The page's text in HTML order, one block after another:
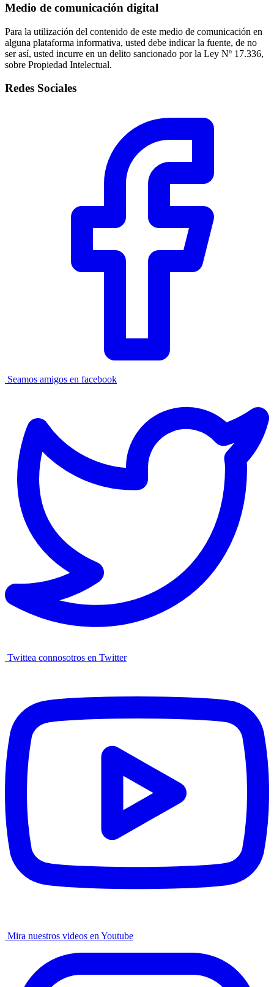
Medio de comunicación digital
Para la utilización del contenido de este medio de comunicación en
alguna plataforma informativa, usted debe indicar la fuente, de no
ser así, usted incurre en un delito sancionado por la Ley Nº 17.336,
sobre Propiedad Intelectual.
Redes Sociales
Seamos amigos en facebook
Twittea connosotros en Twitter
Mira nuestros videos en Youtube